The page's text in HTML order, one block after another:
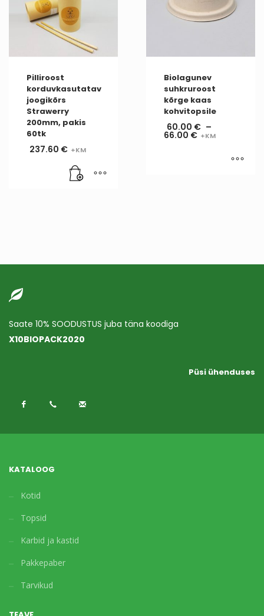
Pilliroost
korduvkasutatav
joogikõrs
Strawerry
200mm, pakis
60tk
237.60 €
Biolagunev
suhkruroost
kõrge kaas
kohvitopsile
60.00 € –
66.00 €
Saate 10% SOODUSTUS juba täna koodiga
X10BIOPACK2020
Püsi ühenduses
KATALOOG
Kotid
Topsid
Karbid ja kastid
Pakkepaber
Tarvikud